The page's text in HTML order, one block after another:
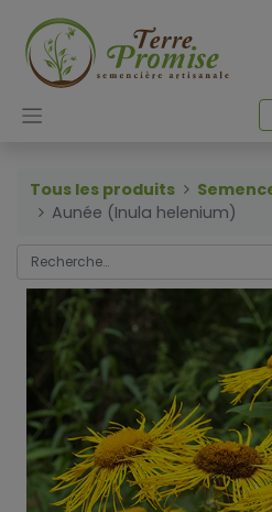
Tous les produits
Aunée (Inula helenium)